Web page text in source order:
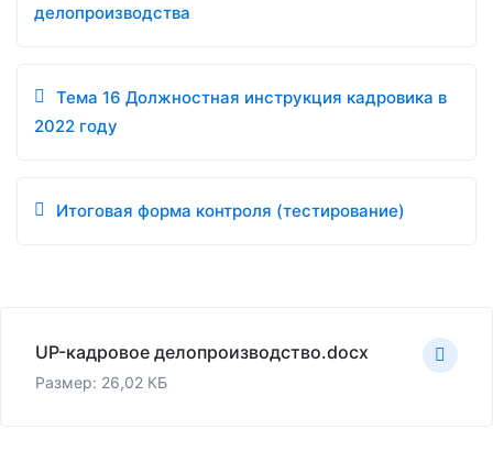
делопроизводства
Тема 16 Должностная инструкция кадровика в
2022 году
Итоговая форма контроля (тестирование)
UP-кадровое делопроизводство.docx
Размер: 26,02 КБ